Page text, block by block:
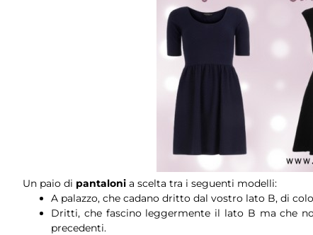
Un paio di pantaloni a scelta tra i seguenti modelli:
A palazzo, che cadano dritto dal vostro lato B, di
Dritti, che fascino leggermente il lato B ma che
precedenti.